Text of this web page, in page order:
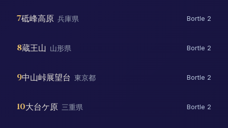
7砥峰高原 兵庫県 Bortle 2
8蔵王山 山形県 Bortle 2
9中山峠展望台 東京都 Bortle 2
10大台ケ原 三重県 Bortle 2